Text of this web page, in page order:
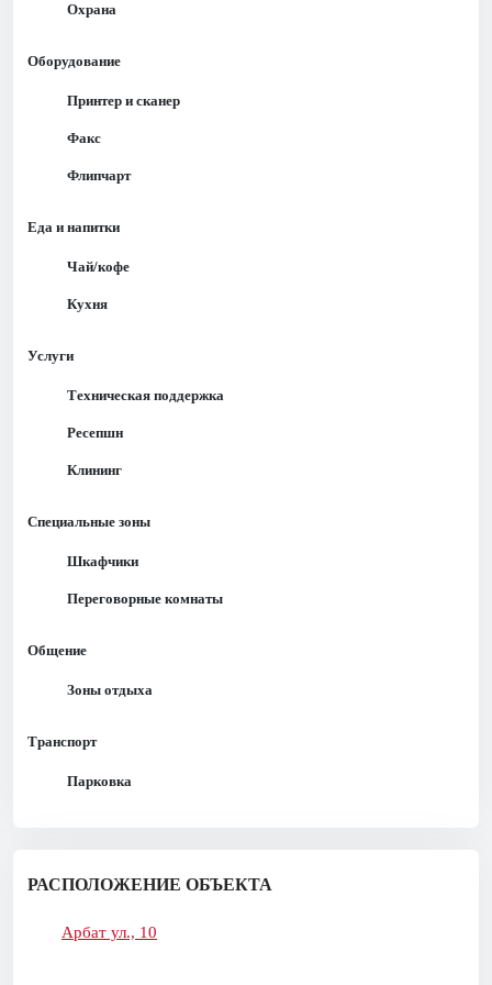
Охрана
Оборудование
Принтер и сканер
Факс
Флипчарт
Еда и напитки
Чай/кофе
Кухня
Услуги
Техническая поддержка
Ресепшн
Клининг
Специальные зоны
Шкафчики
Переговорные комнаты
Общение
Зоны отдыха
Транспорт
Парковка
РАСПОЛОЖЕНИЕ ОБЪЕКТА
Арбат ул., 10